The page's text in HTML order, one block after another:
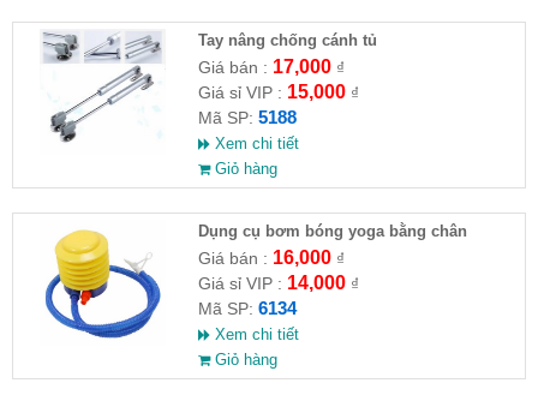
Tay nâng chống cánh tủ
Giá bán : 17,000₫
Giá sỉ VIP : 15,000₫
Mã SP: 5188
Xem chi tiết
Giỏ hàng
Dụng cụ bơm bóng yoga bằng chân
Giá bán : 16,000₫
Giá sỉ VIP : 14,000₫
Mã SP: 6134
Xem chi tiết
Giỏ hàng